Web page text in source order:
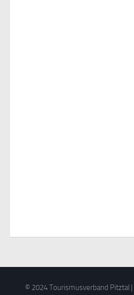
© 2024 Tourismusverband Pitztal |